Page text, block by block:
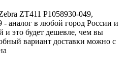
ZT411 P1058930-049,
- аналог в любой город России и
и это будет дешевле, чем вы
вариант доставки можно с